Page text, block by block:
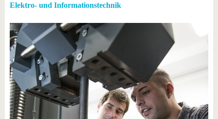
Elektro- und Informationstechnik